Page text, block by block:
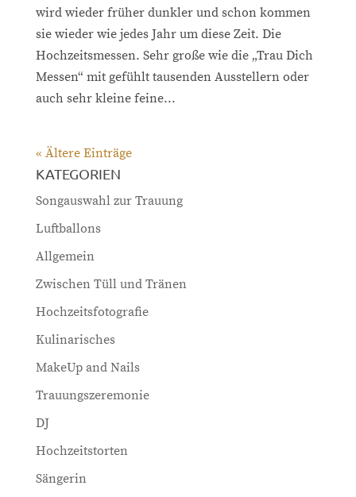
wird wieder früher dunkler und schon kommen
sie wieder wie jedes Jahr um diese Zeit. Die
Hochzeitsmessen. Sehr große wie die „Trau Dich
Messen“ mit gefühlt tausenden Ausstellern oder
auch sehr kleine feine...
« Ältere Einträge
KATEGORIEN
Songauswahl zur Trauung
Luftballons
Allgemein
Zwischen Tüll und Tränen
Hochzeitsfotografie
Kulinarisches
MakeUp and Nails
Trauungszeremonie
DJ
Hochzeitstorten
Sängerin